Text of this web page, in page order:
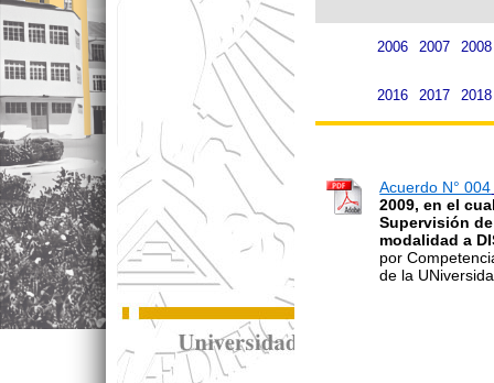
2006 2007 2008
2016 2017 2018
Acuerdo N° 004
2009, en el
Supervisión
modalidad a
por
de la